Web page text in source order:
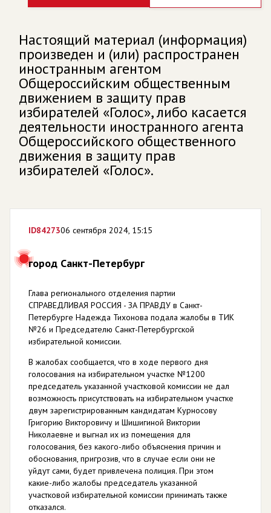
Настоящий материал (информация)
произведен и (или) распространен
иностранным агентом
Общероссийским общественным
движением в защиту прав
избирателей «Голос», либо касается
деятельности иностранного агента
Общероссийского общественного
движения в защиту прав
избирателей «Голос».
ID8427306 сентября 2024, 15:15
город Санкт-Петербург
Глава регионального отделения партии
СПРАВЕДЛИВАЯ РОССИЯ - ЗА ПРАВДУ в Санкт-
Петербурге Надежда Тихонова подала жалобы в ТИК
№26 и Председателю Санкт-Петербургской
избирательной комиссии.
В жалобах сообщается, что в ходе первого дня
голосования на избирательном участке №1200
председатель указанной участковой комиссии не дал
возможность присутствовать на избирательном участке
двум зарегистрированным кандидатам Курносову
Григорию Викторовичу и Шишигиной Виктории
Николаевне и выгнал их из помещения для
голосования, без какого-либо объяснения причин и
обоснования, пригрозив, что в случае если они не
уйдут сами, будет привлечена полиция. При этом
какие-либо жалобы председатель указанной
участковой избирательной комиссии принимать также
отказался.